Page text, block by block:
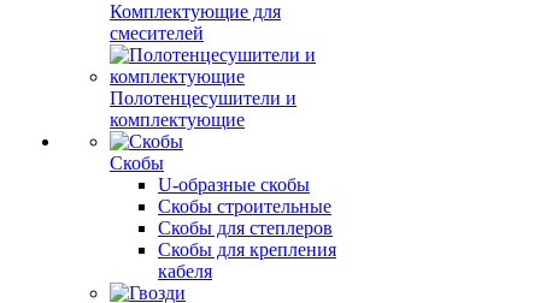
Комплектующие для
смесителей
Полотенцесушители и
комплектующие
Скобы
U-образные скобы
Скобы строительные
Скобы для степлеров
Скобы для крепления
кабеля